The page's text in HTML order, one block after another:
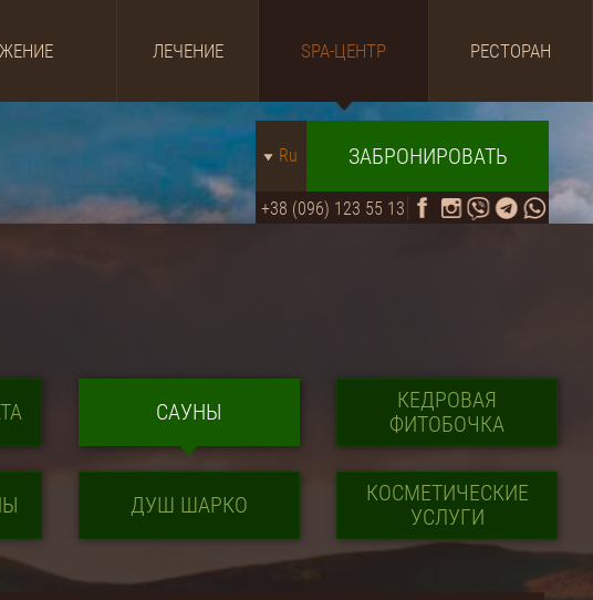
ЛЕЧЕНИЕ SPA-ЦЕНТР РЕСТОРАН
Ru ЗАБРОНИРОВАТЬ
+38 (096) 123 55 13
САУНЫ
КЕДРОВАЯ
ФИТОБОЧКА
ДУШ ШАРКО
КОСМЕТИЧЕСКИЕ
УСЛУГИ